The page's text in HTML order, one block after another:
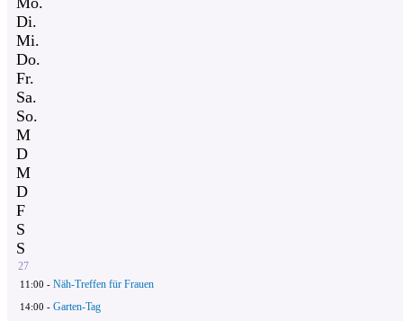
Di.
Mi.
Do.
Fr.
Sa.
So.
M
D
M
D
F
S
S
27
11:00 - Näh-Treffen für Frauen
14:00 - Garten-Tag